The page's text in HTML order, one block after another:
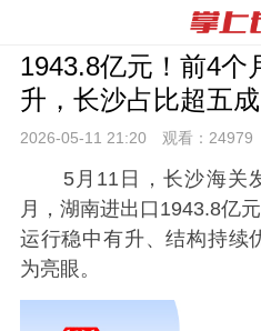
1943.8亿元！前4个
升，长沙占比超五
2026-05-11 21:20 观看： 24979
5月11日，长沙海关
月，湖南进出口1943.8亿
运行稳中有升、结构持续
为亮眼。